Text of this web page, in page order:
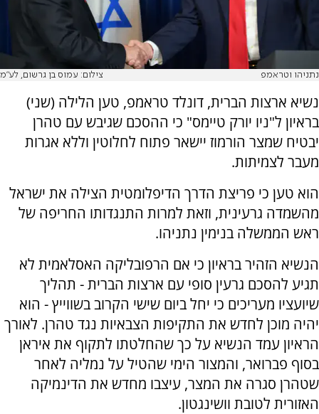
נתניהו וטראמפ צילום: עמוס בן גרשום, לע"מ
נשיא ארצות הברית, דונלד טראמפ, טען הלילה (שני)
בראיון ל"ניו יורק טיימס" כי ההסכם שגיבש עם טהרן
יבטיח שמצר הורמוז יישאר פתוח לחלוטין וללא אגרות
מעבר לצמיתות.
הוא טען כי פריצת הדרך הדיפלומטית הצילה את ישראל
מהשמדה גרעינית, וזאת למרות התנגדותו החריפה של
ראש הממשלה בנימין נתניהו.
הנשיא הזהיר בראיון כי אם הרפובליקה האסלאמית לא
תגיע להסכם גרעין סופי עם ארצות הברית - תהליך
שיועציו מעריכים כי יחל ביום שישי הקרוב בשווייץ - הוא
יהיה מוכן לחדש את התקיפות הצבאיות נגד טהרן. לאורך
הראיון עמד הנשיא על כך שהחלטתו לתקוף את איראן
בסוף פברואר, והמצור הימי שהטיל על נמליה לאחר
שטהרן סגרה את המצר, עיצבו מחדש את הדינמיקה
האזורית לטובת וושינגטון.